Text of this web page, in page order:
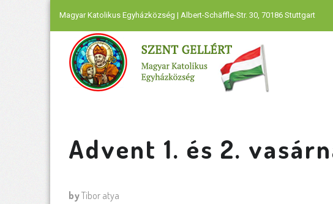
Magyar Katolikus Egyházközség | Albert-Schäffle-Str. 30, 70186 Stuttgart
Advent 1. és 2.
byTibor atya